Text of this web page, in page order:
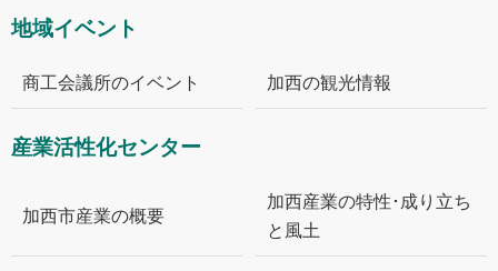
地域イベント
商工会議所のイベント 加西の観光情報
産業活性化センター
加西市産業の概要
加西産業の特性･成り立ち
と風土